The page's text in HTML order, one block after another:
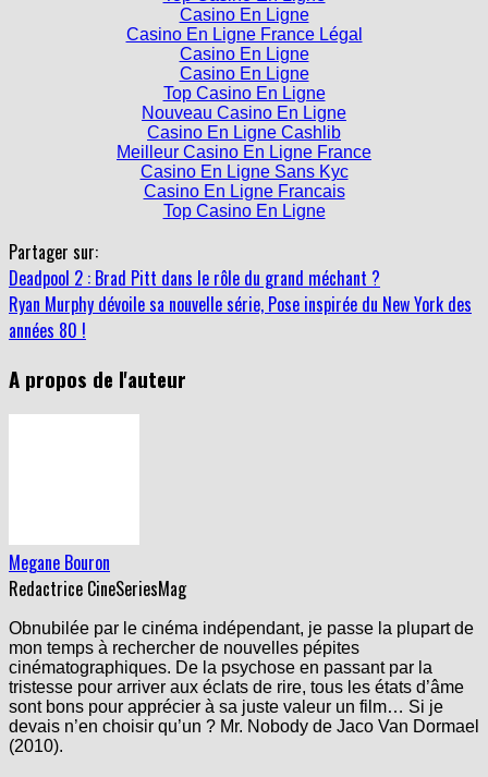
Casino En Ligne France Légal
Casino En Ligne
Casino En Ligne
Top Casino En Ligne
Nouveau Casino En Ligne
Casino En Ligne Cashlib
Meilleur Casino En Ligne France
Casino En Ligne Sans Kyc
Casino En Ligne Francais
Top Casino En Ligne
Deadpool 2 : Brad Pitt dans le rôle du grand méchant ?
Ryan Murphy dévoile sa nouvelle série, Pose inspirée du New York des
années 80 !
Redactrice CineSeriesMag
Obnubilée par le cinéma indépendant, je passe la plupart de
mon temps à rechercher de nouvelles pépites
cinématographiques. De la psychose en passant par la
tristesse pour arriver aux éclats de rire, tous les états d’âme
sont bons pour apprécier à sa juste valeur un film… Si je
devais n’en choisir qu’un ? Mr. Nobody de Jaco Van Dormael
(2010).